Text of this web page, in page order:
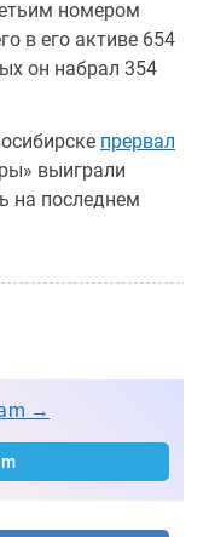
номером
в его активе 654
он набрал 354
прервал
выиграли
на последнем
→